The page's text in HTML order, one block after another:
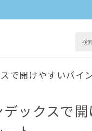
で開けやすいバイ
ックスで